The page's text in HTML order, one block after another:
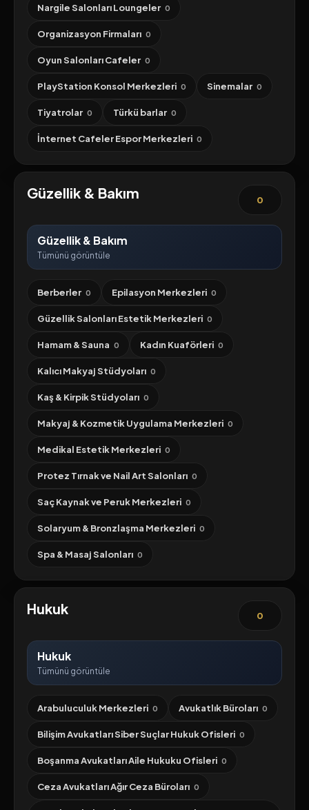
Nargile Salonları Loungeler 0
Organizasyon Firmaları 0
Oyun Salonları Cafeler 0
PlayStation Konsol Merkezleri 0 Sinemalar 0
Tiyatrolar 0 Türkü barlar 0
İnternet Cafeler Espor Merkezleri 0
Güzellik & Bakım 0
Güzellik & Bakım
Tümünü görüntüle
Berberler 0 Epilasyon Merkezleri 0
Güzellik Salonları Estetik Merkezleri 0
Hamam & Sauna 0 Kadın Kuaförleri 0
Kalıcı Makyaj Stüdyoları 0
Kaş & Kirpik Stüdyoları 0
Makyaj & Kozmetik Uygulama Merkezleri 0
Medikal Estetik Merkezleri 0
Protez Tırnak ve Nail Art Salonları 0
Saç Kaynak ve Peruk Merkezleri 0
Solaryum & Bronzlaşma Merkezleri 0
Spa & Masaj Salonları 0
Hukuk 0
Hukuk
Tümünü görüntüle
Arabuluculuk Merkezleri 0 Avukatlık Büroları 0
Bilişim Avukatları Siber Suçlar Hukuk Ofisleri 0
Boşanma Avukatları Aile Hukuku Ofisleri 0
Ceza Avukatları Ağır Ceza Büroları 0